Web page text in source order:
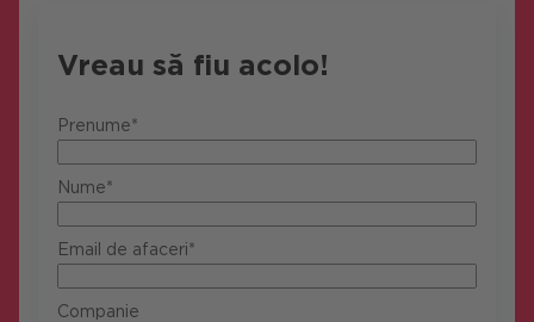
Vreau să fiu acolo!
Prenume*
Nume*
Email de afaceri*
Companie